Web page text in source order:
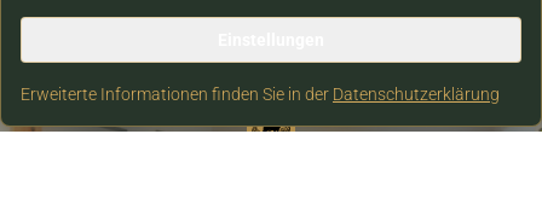
Erweiterte Informationen finden Sie in der Datenschutzerklärung